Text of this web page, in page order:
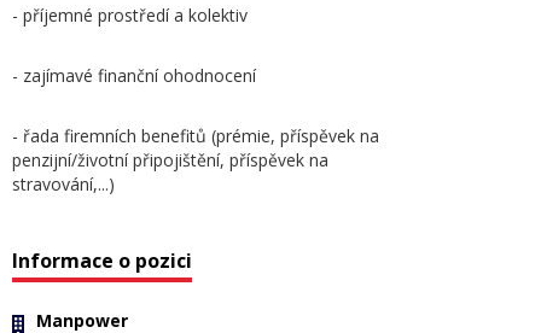
- příjemné prostředí a kolektiv
- zajímavé finanční ohodnocení
- řada firemních benefitů (prémie, příspěvek na
penzijní/životní připojištění, příspěvek na
stravování,...)
Informace o pozici
Manpower